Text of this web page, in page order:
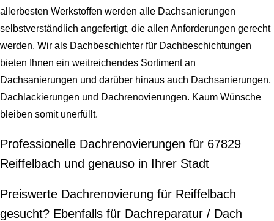
allerbesten Werkstoffen werden alle Dachsanierungen
selbstverständlich angefertigt, die allen Anforderungen gerecht
werden. Wir als Dachbeschichter für Dachbeschichtungen
bieten Ihnen ein weitreichendes Sortiment an
Dachsanierungen und darüber hinaus auch Dachsanierungen,
Dachlackierungen und Dachrenovierungen. Kaum Wünsche
bleiben somit unerfüllt.
Professionelle Dachrenovierungen für 67829
Reiffelbach und genauso in Ihrer Stadt
Preiswerte Dachrenovierung für Reiffelbach
gesucht? Ebenfalls für Dachreparatur / Dach